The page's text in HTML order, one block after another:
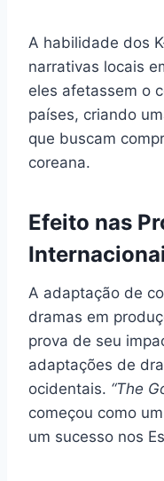
A habilidade dos
narrativas locais
eles afetassem o
países, criando
que buscam
coreana.
Efeito nas
A adaptação de
dramas em
prova de seu
adaptações de
ocidentais. “The
começou como
um sucesso nos